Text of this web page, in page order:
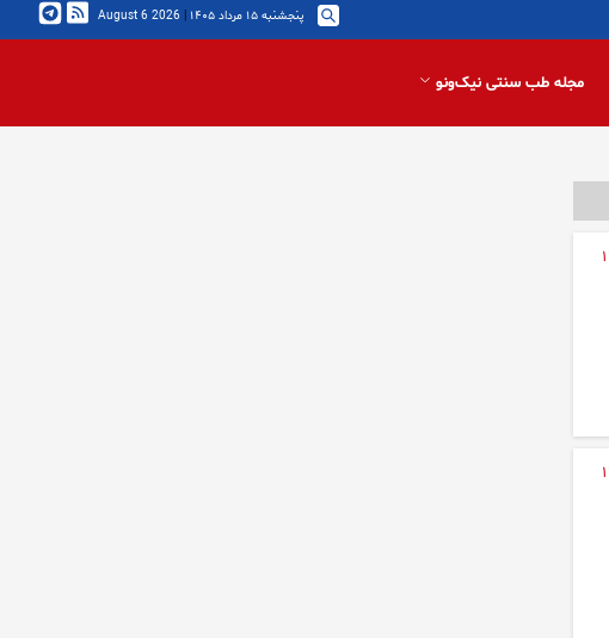
پنجشنبه ۱۵ مرداد ۱۴۰۵ |
2026 August 6
مجله طب سنتی نیک‌ونو